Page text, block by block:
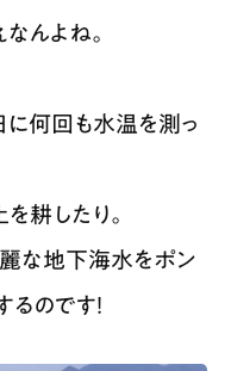
んよね。
何回も水温を測っ
耕したり。
な地下海水をポン
のです！